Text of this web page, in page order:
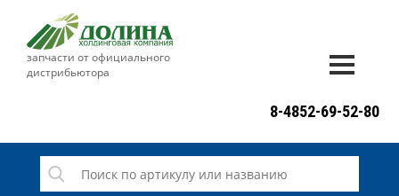
запчасти от официального
дистрибьютора
СЕРВИС
8-4852-69-52-80